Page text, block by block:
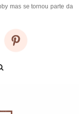
mas se tornou parte da